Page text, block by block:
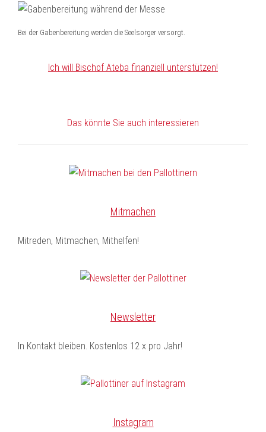
Bei der Gabenbereitung werden die Seelsorger versorgt.
Ich will Bischof Ateba finanziell unterstützen!
Das könnte Sie auch interessieren
Mitmachen
Mitreden, Mitmachen, Mithelfen!
Newsletter
In Kontakt bleiben. Kostenlos 12 x pro Jahr!
Instagram